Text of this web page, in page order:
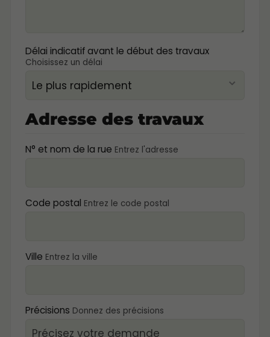
Délai indicatif avant le début des travaux
Choisissez un délai
Adresse des travaux
N° et nom de la rue Entrez l'adresse
Code postal Entrez le code postal
Ville Entrez la ville
Précisions Donnez des précisions